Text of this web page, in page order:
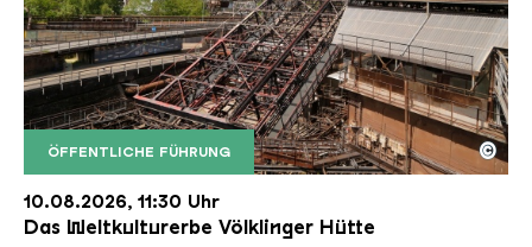
ÖFFENTLICHE FÜHRUNG
Der Erzschrägaufzug der Völklinger Hütte mit
Copyright: Weltkulturerbe Völklinger Hütte | Karl
©
10.08.2026, 11:30 Uhr
Das Weltkulturerbe Völklinger Hütte